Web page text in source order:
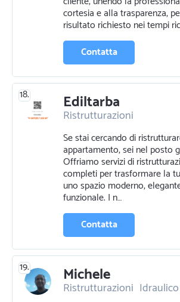
cortesia e alla trasparenza,
risultato richiesto nei tempi
Contatta
18. Ediltarba
Ristrutturazioni
Pittura pareti
Pittura murale e
Opere murarie Edilizia
Se stai cercando di
appartamento, sei nel posto
Offriamo servizi di
completi per trasformare la
uno spazio moderno,
funzionale. I n…
Contatta
19. Michele
Ristrutturazioni Idraulico